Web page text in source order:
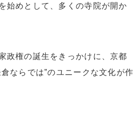
始めとして、多くの寺院が開か
政権の誕生をきっかけに、京都
ならでは”のユニークな文化が作